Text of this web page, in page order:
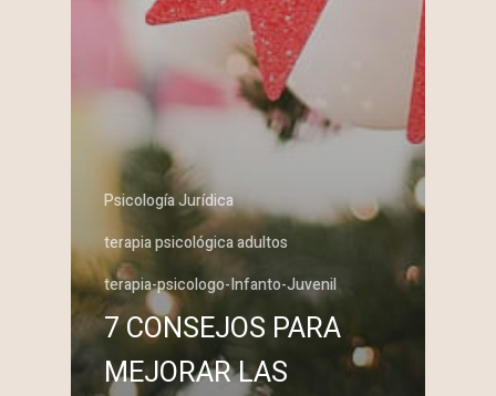
Psicología Jurídica
terapia psicológica adultos
terapia-psicologo-Infanto-Juvenil
7 CONSEJOS PARA
MEJORAR LAS